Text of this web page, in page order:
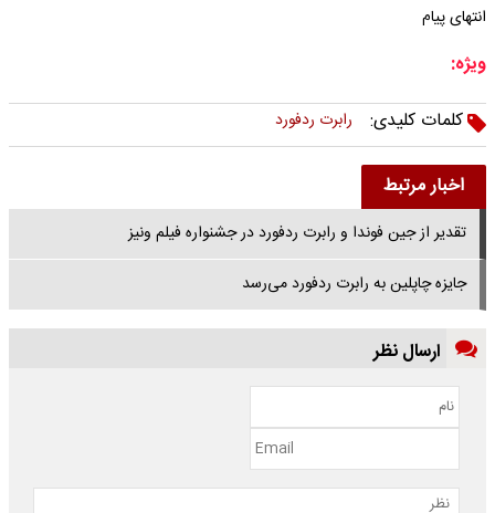
انتهای پیام
ویژه:
کلمات کلیدی:
رابرت ردفورد
اخبار مرتبط
تقدیر از جین فوندا و رابرت ردفورد در جشنواره فیلم ونیز
جایزه چاپلین به رابرت ردفورد می‌رسد
ارسال نظر